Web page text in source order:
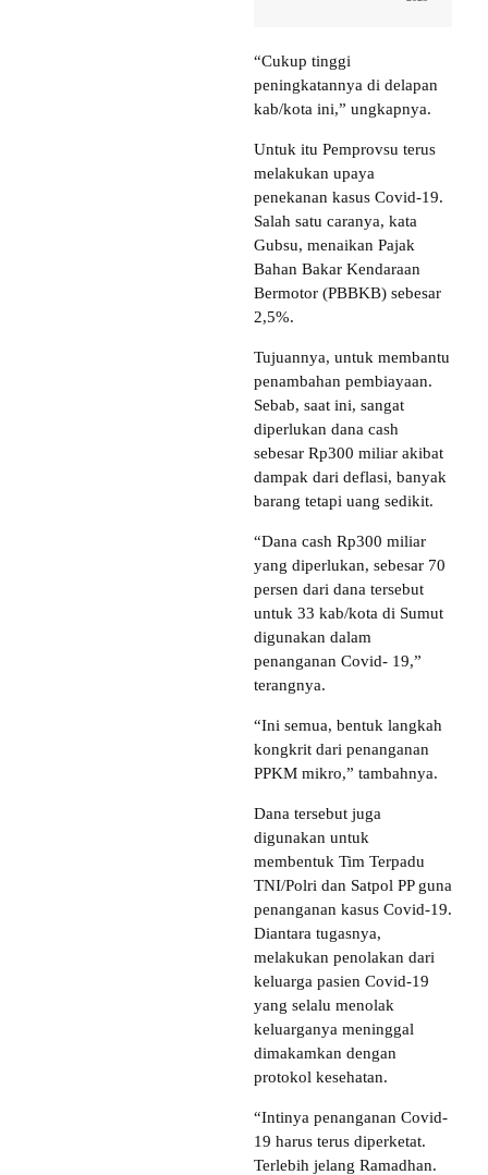
“Cukup tinggi
peningkatannya di delapan
kab/kota ini,” ungkapnya.
Untuk itu Pemprovsu terus
melakukan upaya
penekanan kasus Covid-19.
Salah satu caranya, kata
Gubsu, menaikan Pajak
Bahan Bakar Kendaraan
Bermotor (PBBKB) sebesar
2,5%.
Tujuannya, untuk membantu
penambahan pembiayaan.
Sebab, saat ini, sangat
diperlukan dana cash
sebesar Rp300 miliar akibat
dampak dari deflasi, banyak
barang tetapi uang sedikit.
“Dana cash Rp300 miliar
yang diperlukan, sebesar 70
persen dari dana tersebut
untuk 33 kab/kota di Sumut
digunakan dalam
penanganan Covid- 19,”
terangnya.
“Ini semua, bentuk langkah
kongkrit dari penanganan
PPKM mikro,” tambahnya.
Dana tersebut juga
digunakan untuk
membentuk Tim Terpadu
TNI/Polri dan Satpol PP guna
penanganan kasus Covid-19.
Diantara tugasnya,
melakukan penolakan dari
keluarga pasien Covid-19
yang selalu menolak
keluarganya meninggal
dimakamkan dengan
protokol kesehatan.
“Intinya penanganan Covid-
19 harus terus diperketat.
Terlebih jelang Ramadhan.